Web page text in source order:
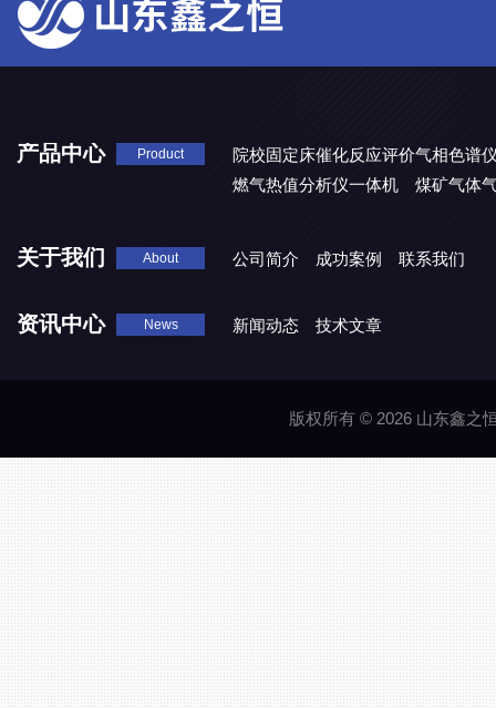
产品中心 Product
院校固定床催化反应评价气相色谱
燃气热值分析仪一体机
煤矿气体
关于我们 About 公司简介 成功案例 联系我们
资讯中心 News 新闻动态 技术文章
版权所有 © 2026 山东鑫之